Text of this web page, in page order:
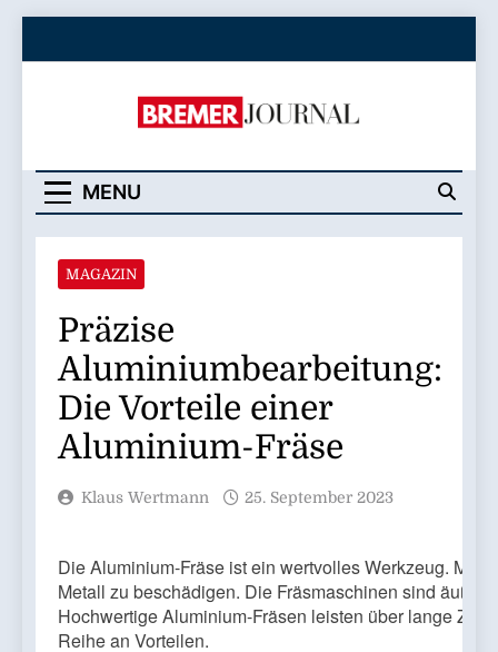
Bremer Journal
MENU
MAGAZIN
Präzise
Aluminiumbearbeitung:
Die Vorteile einer
Aluminium-Fräse
Klaus Wertmann 25. September 2023
Die Aluminium-Fräse ist ein wertvolles Werkzeug. Mit
Metall zu beschädigen. Die Fräsmaschinen sind
Hochwertige Aluminium-Fräsen leisten über lange
Reihe an Vorteilen.